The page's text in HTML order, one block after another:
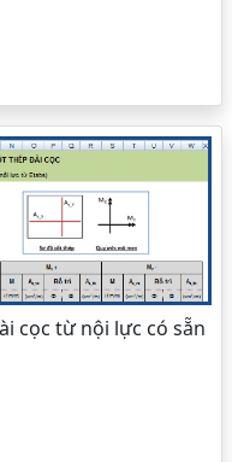
cọc từ nội lực có sẵn